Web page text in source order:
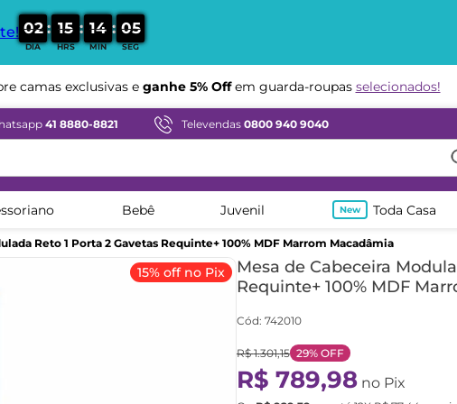
02
DIA
: 15
HRS
: 14
MIN
: 04
SEG
camas exclusivas eganhe 5% Offem guarda-roupasselecionados!
Compre em ate 12x sem juros
41 8880-8821 Televendas 0800 940 9040
Bebê Juvenil Toda Casa
Reto 1 Porta 2 Gavetas Requinte+ 100% MDF Marrom Macadâmia
15% off no Pix
Mesa de Cabeceira
Requinte+ 100% MDF
Cód: 742010
R$ 1.301,15 29%OFF
R$ 789,98no Pix